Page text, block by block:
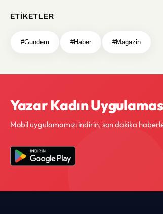
ETIKETLER
#Gundem #Haber #Magazin
Yazar Kadın
Mobil uygulamamızı indirin, son dakika